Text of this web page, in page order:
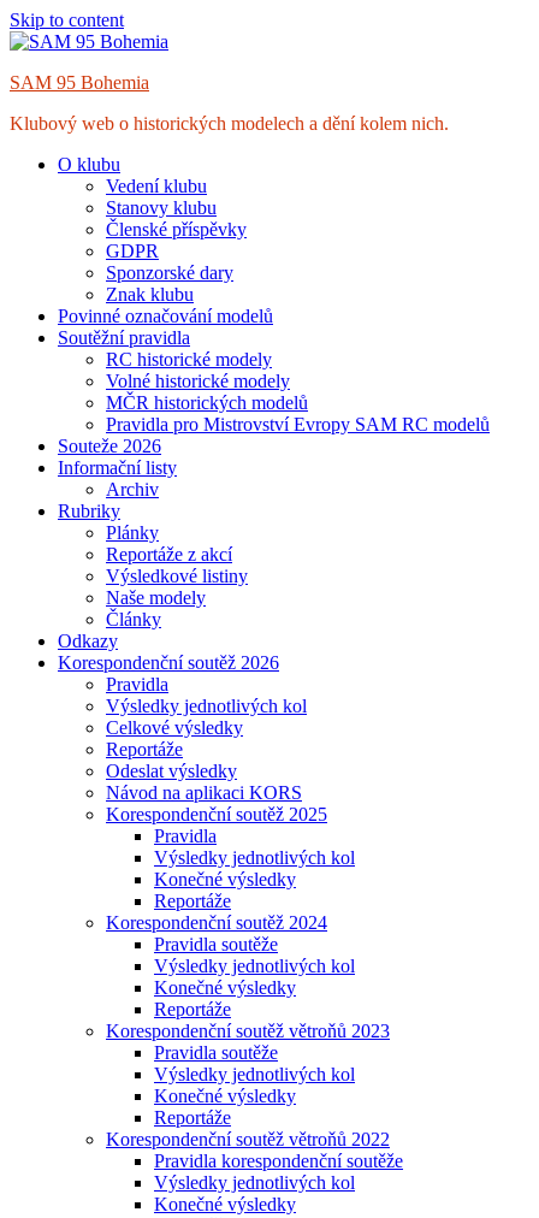
Skip to content
SAM 95 Bohemia
Klubový web o historických modelech a dění kolem nich.
O klubu
Vedení klubu
Stanovy klubu
Členské příspěvky
GDPR
Sponzorské dary
Znak klubu
Povinné označování modelů
Soutěžní pravidla
RC historické modely
Volné historické modely
MČR historických modelů
Pravidla pro Mistrovství Evropy SAM RC modelů
Souteže 2026
Informační listy
Archiv
Rubriky
Plánky
Reportáže z akcí
Výsledkové listiny
Naše modely
Články
Odkazy
Korespondenční soutěž 2026
Pravidla
Výsledky jednotlivých kol
Celkové výsledky
Reportáže
Odeslat výsledky
Návod na aplikaci KORS
Korespondenční soutěž 2025
Pravidla
Výsledky jednotlivých kol
Konečné výsledky
Reportáže
Korespondenční soutěž 2024
Pravidla soutěže
Výsledky jednotlivých kol
Konečné výsledky
Reportáže
Korespondenční soutěž větroňů 2023
Pravidla soutěže
Výsledky jednotlivých kol
Konečné výsledky
Reportáže
Korespondenční soutěž větroňů 2022
Pravidla korespondenční soutěže
Výsledky jednotlivých kol
Konečné výsledky